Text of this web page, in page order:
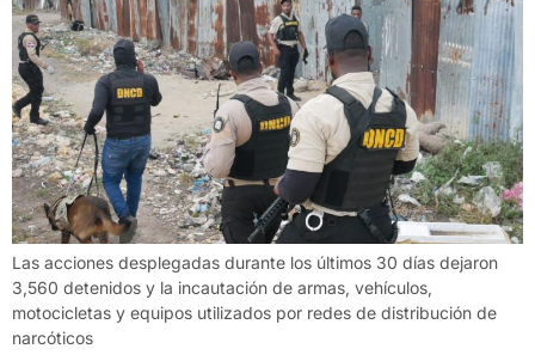
Las acciones desplegadas durante los últimos 30 días dejaron
3,560 detenidos y la incautación de armas, vehículos,
motocicletas y equipos utilizados por redes de distribución de
narcóticos